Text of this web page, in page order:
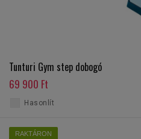
Tunturi Gym step dobogó
69 900 Ft
Hasonlít
RAKTÁRON